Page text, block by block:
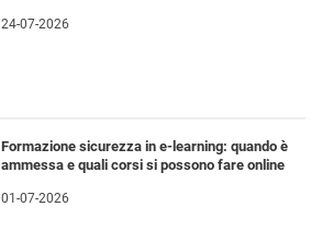
24-07-2026
Formazione sicurezza in e-learning: quando è
ammessa e quali corsi si possono fare online
01-07-2026